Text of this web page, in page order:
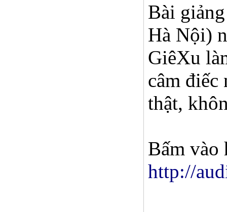
Bài
Hà Nội)
GiêXu
câm
thật,
Bấm vào
http://